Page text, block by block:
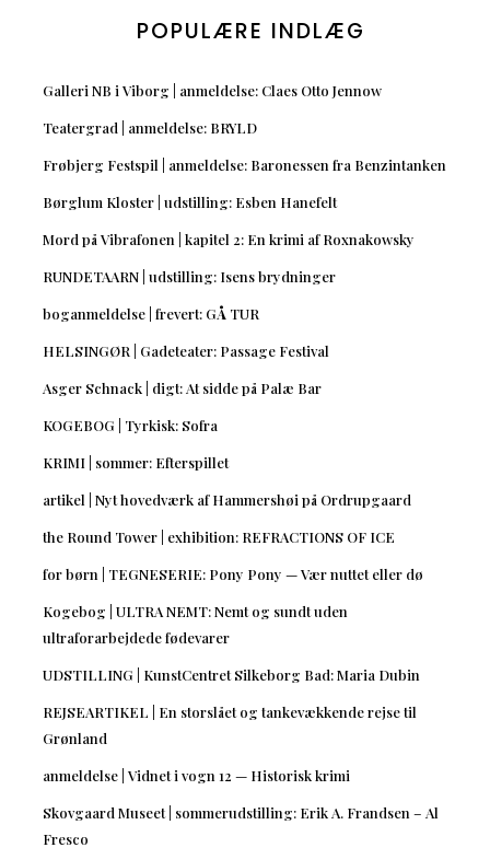
POPULÆRE INDLÆG
Galleri NB i Viborg | anmeldelse: Claes Otto Jennow
Teatergrad | anmeldelse: BRYLD
Frøbjerg Festspil | anmeldelse: Baronessen fra Benzintanken
Børglum Kloster | udstilling: Esben Hanefelt
Mord på Vibrafonen | kapitel 2: En krimi af Roxnakowsky
RUNDETAARN | udstilling: Isens brydninger
boganmeldelse | frevert: GÅ TUR
HELSINGØR | Gadeteater: Passage Festival
Asger Schnack | digt: At sidde på Palæ Bar
KOGEBOG | Tyrkisk: Sofra
KRIMI | sommer: Efterspillet
artikel | Nyt hovedværk af Hammershøi på Ordrupgaard
the Round Tower | exhibition: REFRACTIONS OF ICE
for børn | TEGNESERIE: Pony Pony — Vær nuttet eller dø
Kogebog | ULTRA NEMT: Nemt og sundt uden
ultraforarbejdede fødevarer
UDSTILLING | KunstCentret Silkeborg Bad: Maria Dubin
REJSEARTIKEL | En storslået og tankevækkende rejse til
Grønland
anmeldelse | Vidnet i vogn 12 — Historisk krimi
Skovgaard Museet | sommerudstilling: Erik A. Frandsen – Al
Fresco